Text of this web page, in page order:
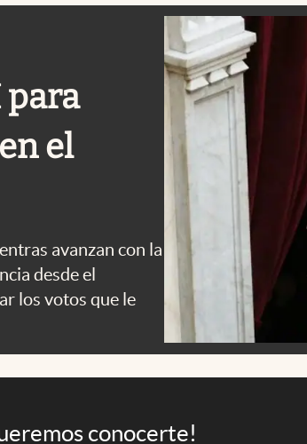
para
el
avanzan con la
desde el
los votos que le
conocerte!